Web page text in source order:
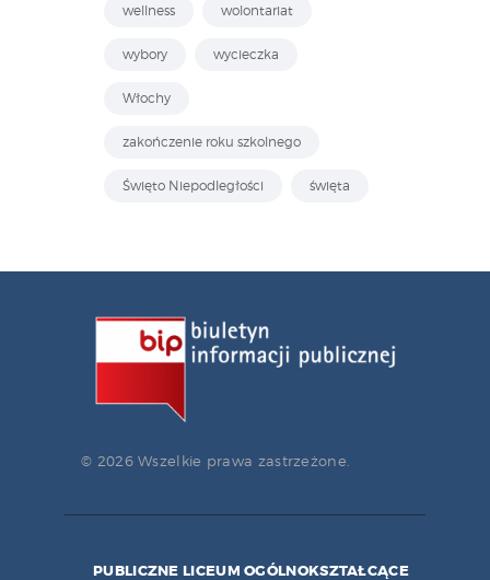
wellness wolontariat
wybory wycieczka
Włochy
zakończenie roku szkolnego
Święto Niepodległości święta
© 2026 Wszelkie prawa zastrzeżone.
PUBLICZNE LICEUM OGÓLNOKSZTAŁCĄCE